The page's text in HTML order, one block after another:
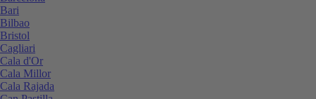
Bari
Bilbao
Bristol
Cagliari
Cala d'Or
Cala Millor
Cala Rajada